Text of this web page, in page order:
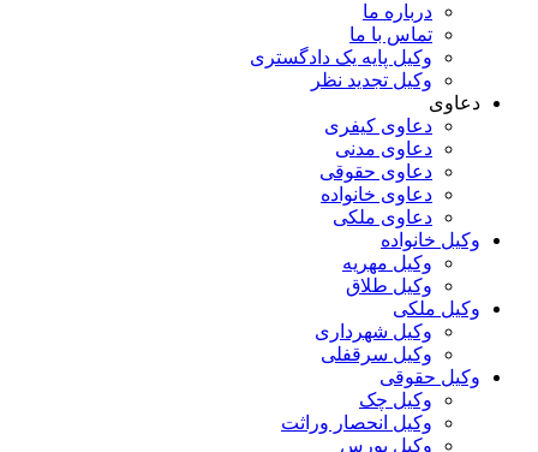
درباره ما
تماس با ما
وکیل پایه یک دادگستری
وکیل تجدید نظر
دعاوی
دعاوی کیفری
دعاوی مدنی
دعاوی حقوقی
دعاوی خانواده
دعاوی ملکی
وکیل خانواده
وکیل مهریه
وکیل طلاق
وکیل ملکی
وکیل شهرداری
وکیل سرقفلی
وکیل حقوقی
وکیل چک
وکیل انحصار وراثت
وکیل بورس